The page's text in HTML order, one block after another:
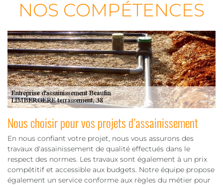
NOS COMPÉTENCES
Nous choisir pour vos projets d’assainissement
En nous confiant votre projet, nous vous assurons des
travaux d'assainissement de qualité effectués dans le
respect des normes. Les travaux sont également à un prix
compétitif et accessible aux budgets. Notre équipe propose
également un service conforme aux règles du métier pour